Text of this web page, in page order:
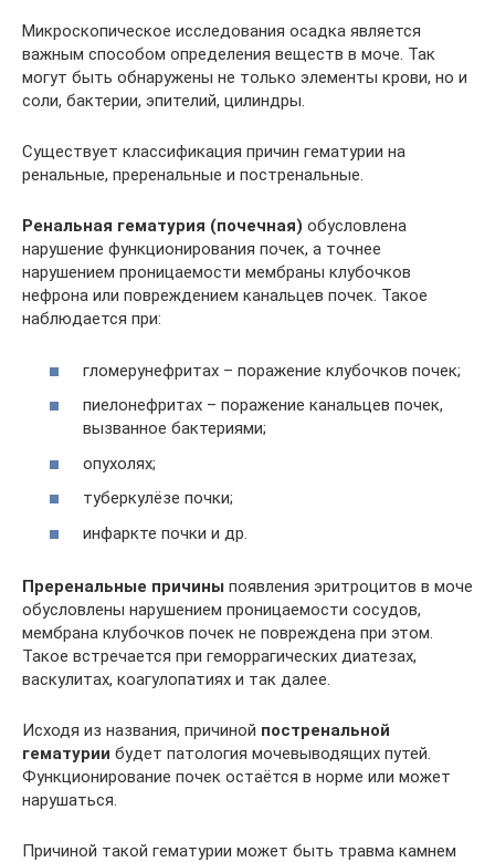
Микроскопическое исследования осадка является
важным способом определения веществ в моче. Так
могут быть обнаружены не только элементы крови, но и
соли, бактерии, эпителий, цилиндры.
Существует классификация причин гематурии на
ренальные, преренальные и постренальные.
Ренальная гематурия (почечная) обусловлена
нарушение функционирования почек, а точнее
нарушением проницаемости мембраны клубочков
нефрона или повреждением канальцев почек. Такое
наблюдается при:
гломерунефритах – поражение клубочков почек;
пиелонефритах – поражение канальцев почек,
вызванное бактериями;
опухолях;
туберкулёзе почки;
инфаркте почки и др.
Преренальные причины появления эритроцитов в моче
обусловлены нарушением проницаемости сосудов,
мембрана клубочков почек не повреждена при этом.
Такое встречается при геморрагических диатезах,
васкулитах, коагулопатиях и так далее.
Исходя из названия, причиной постренальной
гематурии будет патология мочевыводящих путей.
Функционирование почек остаётся в норме или может
нарушаться.
Причиной такой гематурии может быть травма камнем